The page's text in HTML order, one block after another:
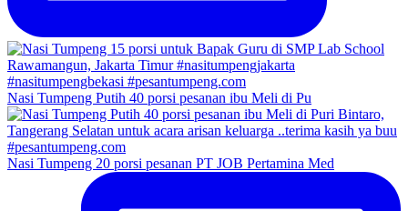
Nasi Tumpeng Putih 40 porsi pesanan ibu Meli di Pu
Nasi Tumpeng 20 porsi pesanan PT JOB Pertamina Med